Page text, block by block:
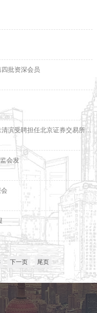
批资深会员
滨受聘担任北京证券交易所
会发
下一页 尾页